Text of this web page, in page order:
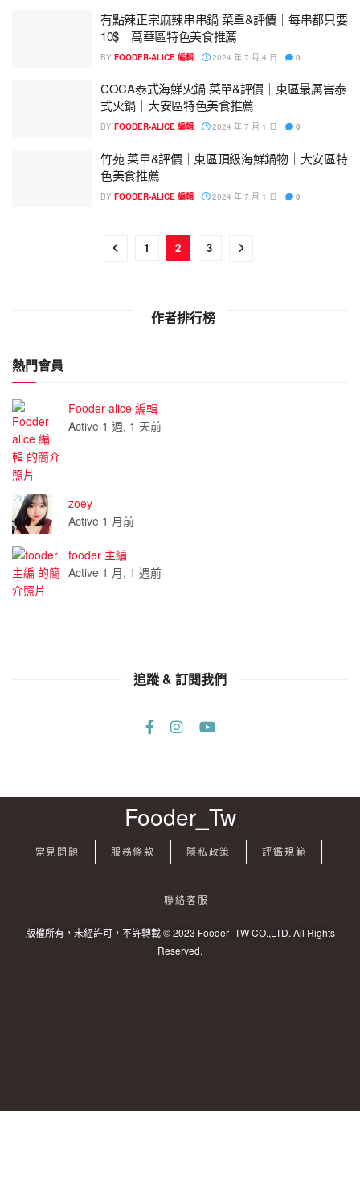
有點辣正宗麻辣串串鍋 菜單&評價｜每串都只要
10$｜萬華區特色美食推薦
BY FOODER-ALICE 編輯 2024 年 7 月 4 日 0
COCA泰式海鮮火鍋 菜單&評價｜東區最厲害泰
式火鍋｜大安區特色美食推薦
BY FOODER-ALICE 編輯 2024 年 7 月 1 日 0
竹苑 菜單&評價｜東區頂級海鮮鍋物｜大安區特
色美食推薦
BY FOODER-ALICE 編輯 2024 年 7 月 1 日 0
1 2 3
作者排行榜
熱門會員
Fooder-alice 編輯
Active 1 週, 1 天前
zoey
Active 1 月前
fooder 主編
Active 1 月, 1 週前
追蹤 & 訂閱我們
Fooder_Tw
常見問題 服務條款 隱私政策 評鑑規範
聯絡客服
版權所有，未經許可，不許轉載 © 2023 Fooder_TW CO.,LTD. All Rights
Reserved.